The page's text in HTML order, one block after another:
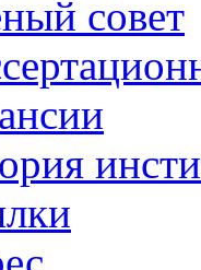
совет